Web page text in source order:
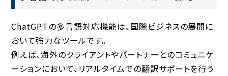
ChatGPTの多言語対応機能は、国際ビジネスの展開に
おいて強力なツールです。
例えば、海外のクライアントやパートナーとのコミュニケ
ーションにおいて、リアルタイムでの翻訳サポートを行う